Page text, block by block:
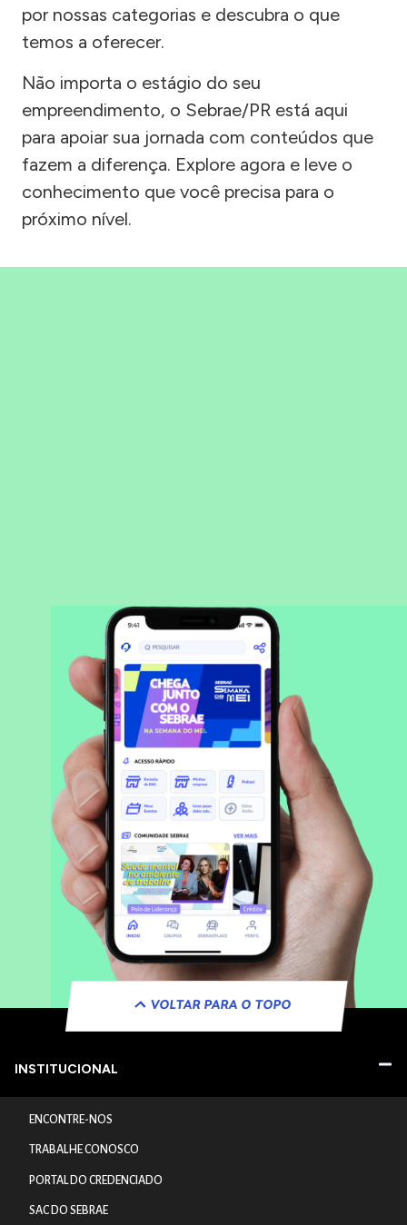
por nossas categorias e descubra o que
temos a oferecer.
Não importa o estágio do seu
empreendimento, o Sebrae/PR está aqui
para apoiar sua jornada com conteúdos que
fazem a diferença. Explore agora e leve o
conhecimento que você precisa para o
próximo nível.
VOLTAR PARA O TOPO
INSTITUCIONAL
ENCONTRE-NOS
TRABALHE CONOSCO
PORTAL DO CREDENCIADO
SAC DO SEBRAE